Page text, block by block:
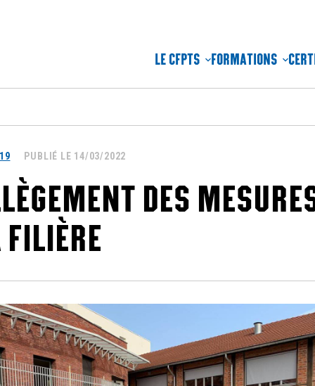
LE CFPTS FORMATIONS
PUBLIÉ LE 14/03/2022
DES